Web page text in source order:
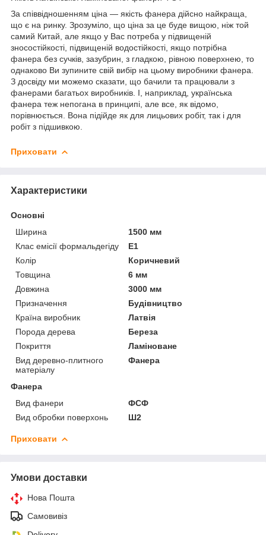
За співвідношенням ціна — якість фанера дійсно найкраща,
що є на ринку. Зрозуміло, що ціна за це буде вищою, ніж той
самий Китай, але якщо у Вас потреба у підвищеній
зносостійкості, підвищеній водостійкості, якщо потрібна
фанера без сучків, зазубрин, з гладкою, рівною поверхнею, то
однаково Ви зупините свій вибір на цьому виробники фанера.
З досвіду ми можемо сказати, що бачили та працювали з
фанерами багатьох виробників. І, наприклад, українська
фанера теж непогана в принципі, але все, як відомо,
порівнюється. Вона підійде як для лицьових робіт, так і для
робіт з підшивкою.
Приховати
Характеристики
Основні
Ширина
1500 мм
Клас емісії формальдегіду
Е1
Колір
Коричневий
Товщина
6 мм
Довжина
3000 мм
Призначення
Будівництво
Країна виробник
Латвія
Порода дерева
Береза
Покриття
Ламіноване
Вид деревно-плитного
матеріалу
Фанера
Фанера
Вид фанери
ФСФ
Вид обробки поверхонь
Ш2
Приховати
Умови доставки
Нова Пошта
Самовивіз